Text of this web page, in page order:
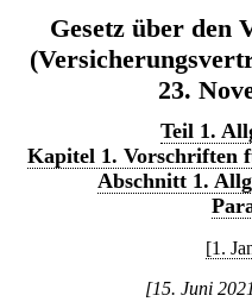
Gesetz über den
23.
Teil 1.
Kapitel 1. Vorschriften
Abschnitt 1.
[1.
[15. Juni